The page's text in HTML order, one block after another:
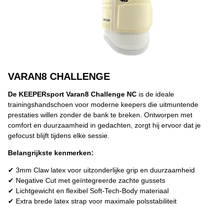
VARAN8 CHALLENGE
De KEEPERsport Varan8 Challenge NC is de ideale
trainingshandschoen voor moderne keepers die uitmuntende
prestaties willen zonder de bank te breken. Ontworpen met
comfort en duurzaamheid in gedachten, zorgt hij ervoor dat je
gefocust blijft tijdens elke sessie.
Belangrijkste kenmerken:
✔ 3mm Claw latex voor uitzonderlijke grip en duurzaamheid
✔ Negative Cut met geïntegreerde zachte gussets
✔ Lichtgewicht en flexibel Soft-Tech-Body materiaal
✔ Extra brede latex strap voor maximale polsstabiliteit